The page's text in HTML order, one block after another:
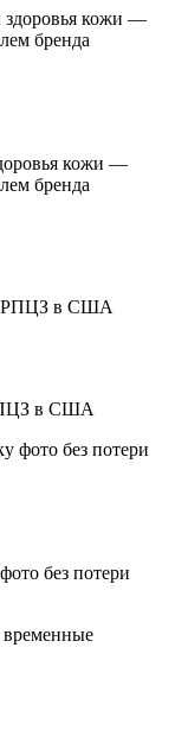
кожи —
бренда
в США
без потери